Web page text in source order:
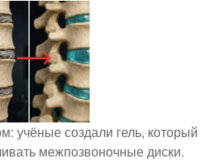
учёные создали гель, который
межпозвоночные диски.